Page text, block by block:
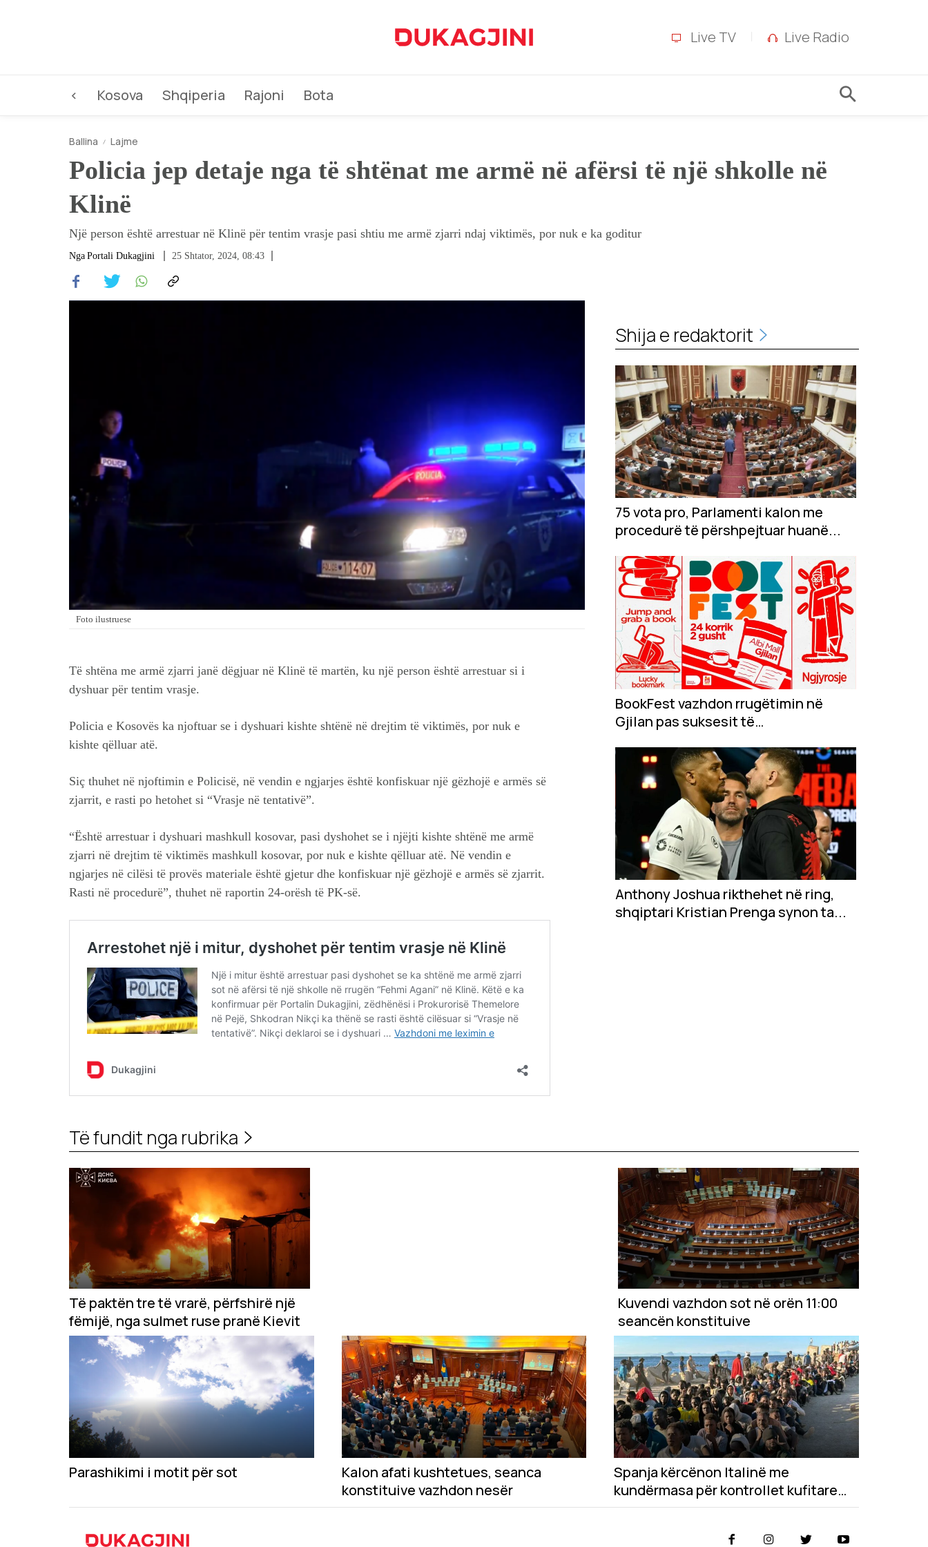
Live TV Live Radio
< Kosova Shqiperia Rajoni Bota
Ballina Lajme
Policia jep detaje nga të shtënat me armë në afërsi të një shkolle në
Klinë
Një person është arrestuar në Klinë për tentim vrasje pasi shtiu me armë zjarri ndaj viktimës, por nuk e ka goditur
Nga Portali Dukagjini 25 Shtator, 2024, 08:43
Foto ilustruese
Të shtëna me armë zjarri janë dëgjuar në Klinë të martën, ku një person është arrestuar si i
dyshuar për tentim vrasje.
Policia e Kosovës ka njoftuar se i dyshuari kishte shtënë në drejtim të viktimës, por nuk e
kishte qëlluar atë.
Siç thuhet në njoftimin e Policisë, në vendin e ngjarjes është konfiskuar një gëzhojë e armës së
zjarrit, e rasti po hetohet si “Vrasje në tentativë”.
“Është arrestuar i dyshuari mashkull kosovar, pasi dyshohet se i njëjti kishte shtënë me armë
zjarri në drejtim të viktimës mashkull kosovar, por nuk e kishte qëlluar atë. Në vendin e
ngjarjes në cilësi të provës materiale është gjetur dhe konfiskuar një gëzhojë e armës së zjarrit.
Rasti në procedurë”, thuhet në raportin 24-orësh të PK-së.
Shija e redaktorit
75 vota pro, Parlamenti kalon me
procedurë të përshpejtuar huanë...
BookFest vazhdon rrugëtimin në
Gjilan pas suksesit të
Anthony Joshua rikthehet në ring,
shqiptari Kristian Prenga synon ta...
Të fundit nga rubrika
Të paktën tre të vrarë, përfshirë një
fëmijë, nga sulmet ruse pranë Kievit
Kuvendi vazhdon sot në orën 11:00
seancën konstituive
Parashikimi i motit për sot
Kalon afati kushtetues, seanca
konstituive vazhdon nesër
Spanja kërcënon Italinë me
kundërmasa për kontrollet kufitare
pas krizës në Ceuta